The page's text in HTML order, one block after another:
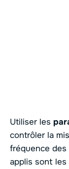
Utiliser les
contrôler la
fréquence
applis sont les